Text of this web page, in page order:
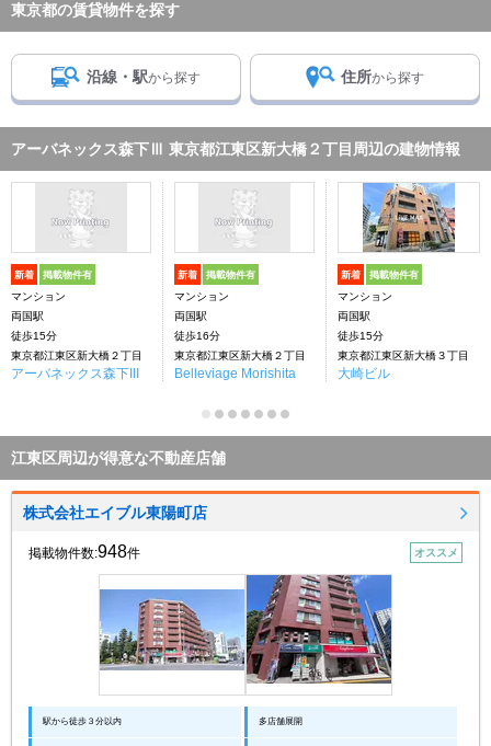
東京都の賃貸物件を探す
沿線・駅から探す 住所から探す
アーバネックス森下Ⅲ 東京都江東区新大橋２丁目周辺の建物情報
新着 掲載物件有
マンション
両国駅
徒歩15分
東京都江東区新大橋２丁目
アーバネックス森下III
新着 掲載物件有
マンション
両国駅
徒歩16分
東京都江東区新大橋２丁目
Belleviage Morishita
新着 掲載物件有
マンション
両国駅
徒歩15分
東京都江東区新大橋３丁目
大崎ビル
江東区周辺が得意な不動産店舗
株式会社エイブル東陽町店
掲載物件数:948件 オススメ
駅から徒歩３分以内 多店舗展開